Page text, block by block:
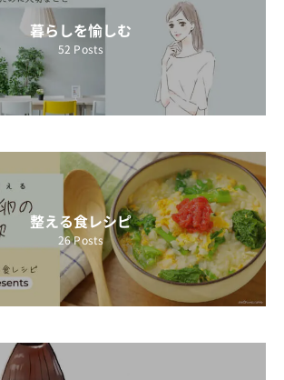
暮らしを愉しむ
52 Posts
整える食レシピ
26Posts